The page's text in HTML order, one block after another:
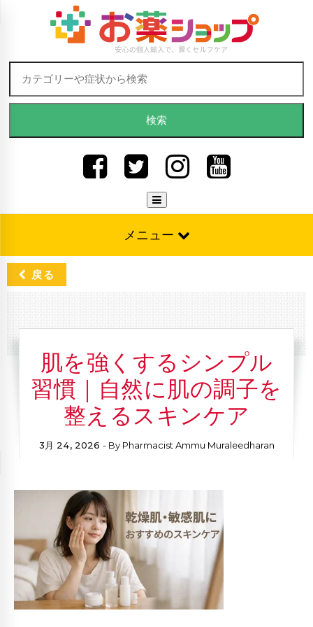
Skip to content
検索:
メニュー
戻る
肌を強くするシンプル
習慣｜自然に肌の調子を
整えるスキンケア
3月 24, 2026 - By Pharmacist Ammu Muraleedharan